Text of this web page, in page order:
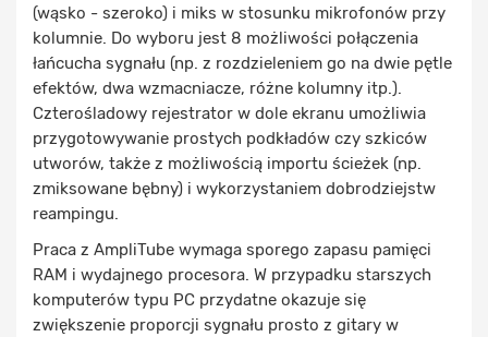
(wąsko - szeroko) i miks w stosunku mikrofonów przy
kolumnie. Do wyboru jest 8 możliwości połączenia
łańcucha sygnału (np. z rozdzieleniem go na dwie pętle
efektów, dwa wzmacniacze, różne kolumny itp.).
Czterośladowy rejestrator w dole ekranu umożliwia
przygotowywanie prostych podkładów czy szkiców
utworów, także z możliwością importu ścieżek (np.
zmiksowane bębny) i wykorzystaniem dobrodziejstw
reampingu.
Praca z AmpliTube wymaga sporego zapasu pamięci
RAM i wydajnego procesora. W przypadku starszych
komputerów typu PC przydatne okazuje się
zwiększenie proporcji sygnału prosto z gitary w